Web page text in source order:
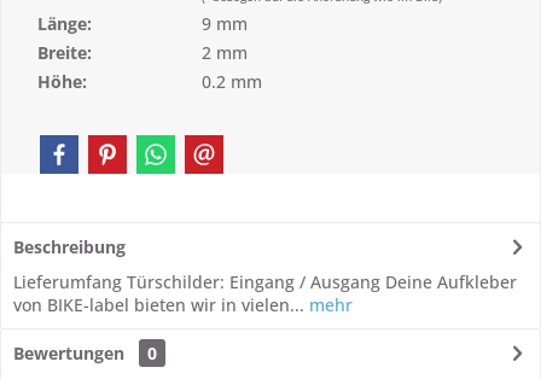
Länge:
9 mm
Breite:
2 mm
Höhe:
0.2 mm
Beschreibung
Lieferumfang Türschilder: Eingang / Ausgang Deine Aufkleber
von BIKE-label bieten wir in vielen... mehr
Bewertungen
0